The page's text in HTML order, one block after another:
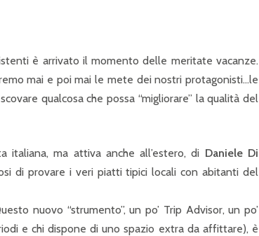
è arrivato il momento delle meritate vacanze.
mai e poi mai le mete dei nostri protagonisti…le
qualcosa che possa “migliorare” la qualità del
italiana, ma attiva anche all’estero, di Daniele Di
di provare i veri piatti tipici locali con abitanti del
nuovo “strumento”, un po’ Trip Advisor, un po’
e chi dispone di uno spazio extra da affittare), è